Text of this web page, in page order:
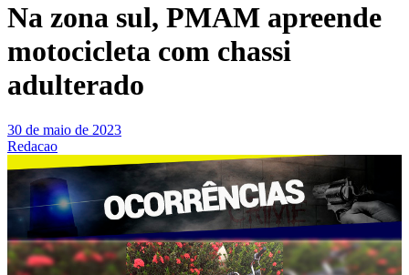
Na zona sul, PMAM apreende
motocicleta com chassi
adulterado
30 de maio de 2023
Redacao